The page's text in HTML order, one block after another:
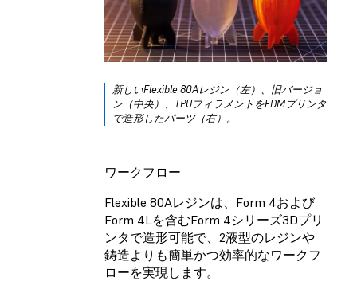
新しいFlexible 80Aレジン（左）、旧バージョ
ン（中央）、TPUフィラメントをFDMプリンタ
で造形したパーツ（右）。
ワークフロー
Flexible 80Aレジンは、Form 4および
Form 4Lを含むForm 4シリーズ3Dプリ
ンタで造形可能で、2液型のレジンや
鋳造よりも簡単かつ効率的なワークフ
ローを実現します。